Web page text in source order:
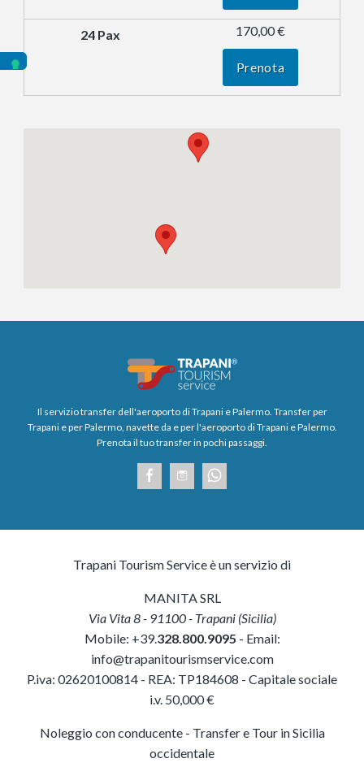
170,00 €
Prenota
Il servizio transfer dell'aeroporto di Trapani e Palermo. Transfer per
Trapani e per Palermo, navette da e per l'aeroporto di Trapani e Palermo.
Prenota il tuo transfer in pochi passaggi.
Trapani Tourism Service è un servizio di
MANITA SRL
Via Vita 8- 91100- Trapani(Sicilia)
Mobile: +39.328.800.9095 - Email:
info@trapanitourismservice.com
P.iva: 02620100814 - REA: TP184608 - Capitale sociale
i.v. 50,000 €
Noleggio con conducente - Transfer e Tour in Sicilia
occidentale